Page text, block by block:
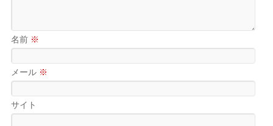
名前 ※
メール ※
サイト